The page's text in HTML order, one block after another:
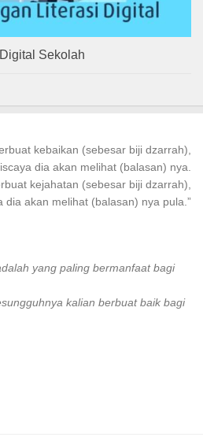
Sekolah
kebaikan (sebesar biji dzarrah),
dia akan melihat (balasan) nya.
kejahatan (sebesar biji dzarrah),
dia akan melihat (balasan) nya pula.”
yang paling bermanfaat bagi
kalian berbuat baik bagi